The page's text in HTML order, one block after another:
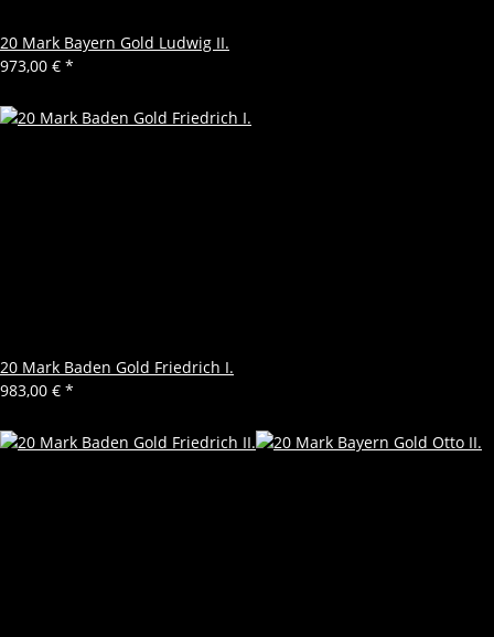
20 Mark Bayern Gold Ludwig II.
973,00 € *
20 Mark Baden Gold Friedrich I.
983,00 € *